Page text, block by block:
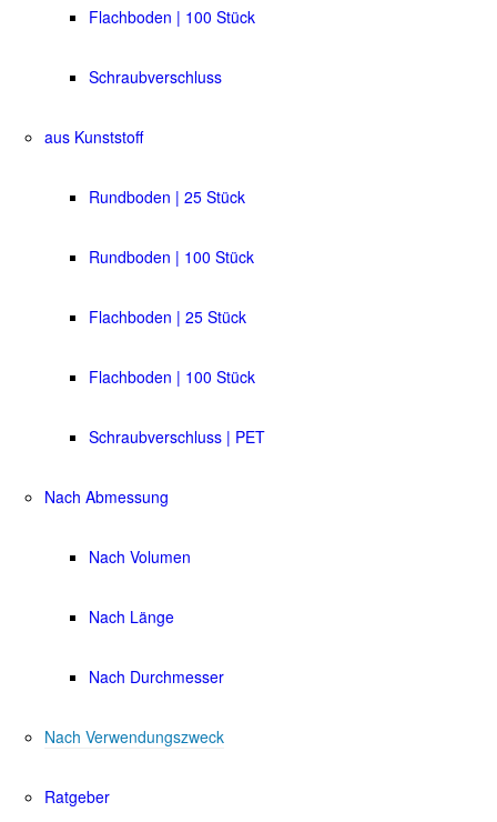
Flachboden | 100 Stück
Schraubverschluss
aus Kunststoff
Rundboden | 25 Stück
Rundboden | 100 Stück
Flachboden | 25 Stück
Flachboden | 100 Stück
Schraubverschluss | PET
Nach Abmessung
Nach Volumen
Nach Länge
Nach Durchmesser
Nach Verwendungszweck
Ratgeber